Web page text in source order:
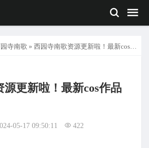
寺南歌 » 西园寺南歌资源更新啦！最新cos作品欣赏
源更新啦！最新cos作品
05-17 09:50:11 422